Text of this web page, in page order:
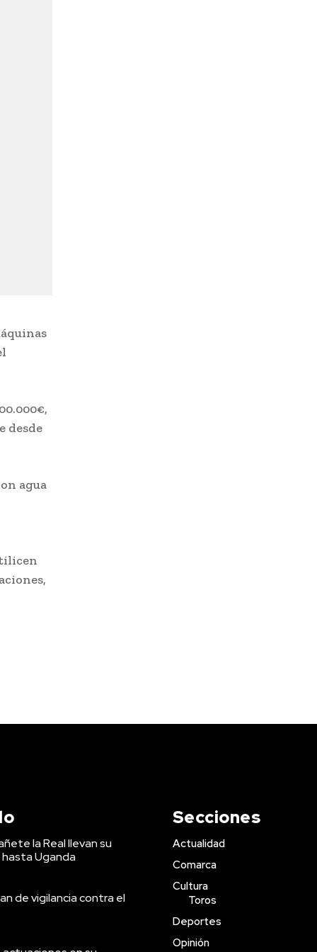
desde
agua
la Real llevan su
Uganda
de vigilancia contra el
Secciones
Actualidad
Comarca
Cultura
Toros
Deportes
Opinión